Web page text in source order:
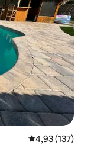
Vidutinis
4,93 (137)